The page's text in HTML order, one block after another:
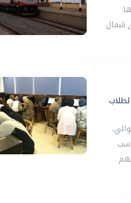
شمال